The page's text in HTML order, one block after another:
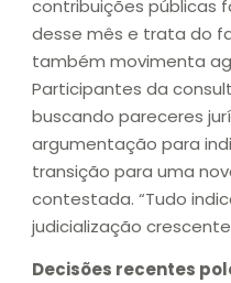
contribuições públicas
desse mês e trata do
também movimenta
Participantes da
buscando pareceres
argumentação para
transição para uma
contestada. “Tudo
judicialização
Decisões recentes